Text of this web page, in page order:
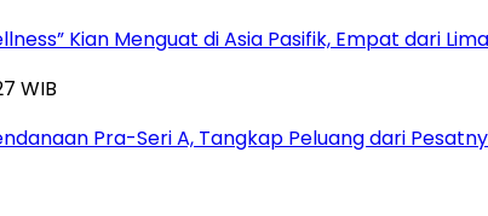
Kian Menguat di Asia Pasifik, Empat dari
WIB
Pra-Seri A, Tangkap Peluang dari